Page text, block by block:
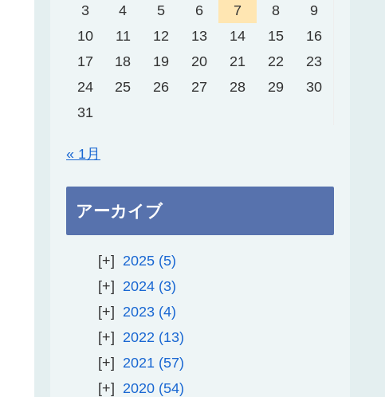
3
4 5 6 7 8
9
10
11 12 13 14 15
16
17
18 19 20 21 22
23
24
25 26 27 28 29
30
31
« 1月
アーカイブ
2025 5
2024 3
2023 4
2022
13
2021
57
2020 54